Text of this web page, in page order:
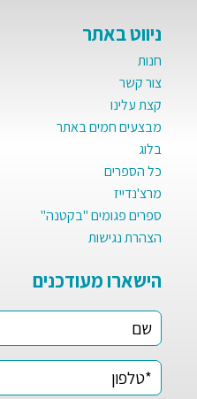
ניווט באתר
חנות
צור קשר
קצת עלינו
מבצעים חמים באתר
בלוג
כל הספרים
מרצ'נדייז
ספרים פגומים "בקטנה"
הצהרת נגישות
הישארו מעודכנים